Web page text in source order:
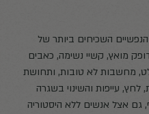
השכיחים ביותר של
מואץ, קשיי נשימה, כאבים
מחשבות לא טובות, ותחושת
עייפות והשינוי בשגרה
גם אצל אנשים ללא היסטוריה